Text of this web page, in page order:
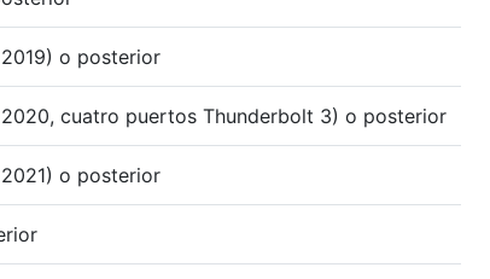
o posterior
cuatro puertos Thunderbolt 3) o posterior
o posterior